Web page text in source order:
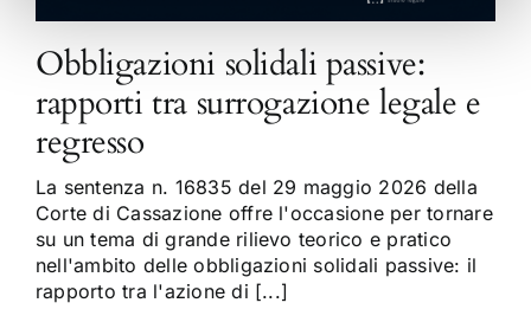
Obbligazioni solidali passive:
rapporti tra surrogazione legale e
regresso
La sentenza n. 16835 del 29 maggio 2026 della
Corte di Cassazione offre l'occasione per tornare
su un tema di grande rilievo teorico e pratico
nell'ambito delle obbligazioni solidali passive: il
rapporto tra l'azione di [...]